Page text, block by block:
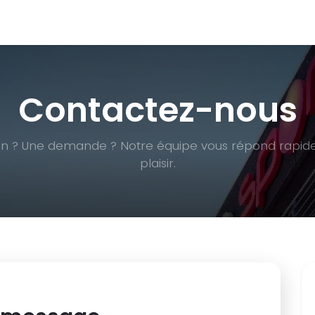
Contactez-nous
? Une demande ? Notre équipe vous répond
plaisir.